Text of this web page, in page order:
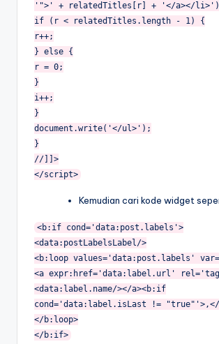
'">' + relatedTitles[r] + '</a></
if (r < relatedTitles.length - 1) {
r++;
} else {
r = 0;
}
i++;
}
document.write('</ul>');
}
//]]>
</script>
Kemudian cari kode widget
<b:if cond='data:post.labels'>
<data:postLabelsLabel/>
<b:loop values='data:post.labels'
<a expr:href='data:label.url'
<data:label.name/></a><b:if
cond='data:label.isLast !=
</b:loop>
</b:if>